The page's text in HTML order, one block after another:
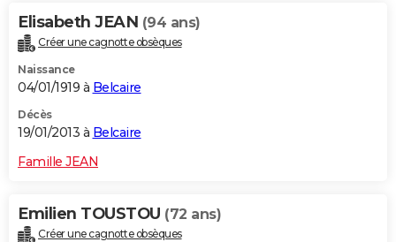
Elisabeth JEAN (94 ans)
Créer une cagnotte obsèques
Naissance
04/01/1919 à Belcaire
Décès
19/01/2013 à Belcaire
Famille JEAN
Emilien TOUSTOU (72 ans)
Créer une cagnotte obsèques